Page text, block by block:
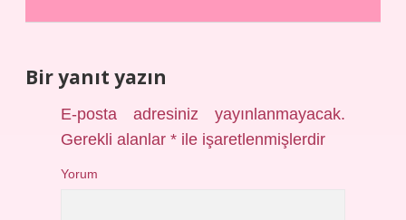
Bir yanıt yazın
E-posta adresiniz yayınlanmayacak.
Gerekli alanlar* ile işaretlenmişlerdir
Yorum